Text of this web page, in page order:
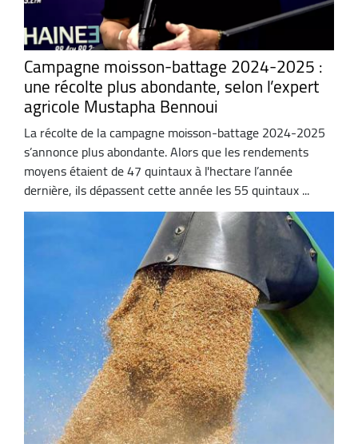
Campagne moisson-battage 2024-2025 :
une récolte plus abondante, selon l’expert
agricole Mustapha Bennoui
La récolte de la campagne moisson-battage 2024-2025
s’annonce plus abondante. Alors que les rendements
moyens étaient de 47 quintaux à l'hectare l’année
dernière, ils dépassent cette année les 55 quintaux ...